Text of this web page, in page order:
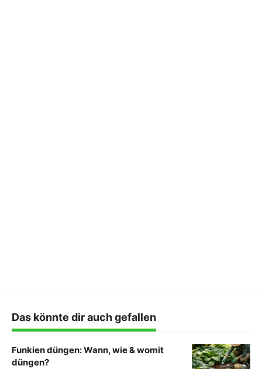
Das könnte dir auch gefallen
Funkien düngen: Wann, wie & womit
düngen?